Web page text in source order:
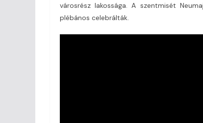
városrész lakossága. A szentmisét
plébános celebrálták.